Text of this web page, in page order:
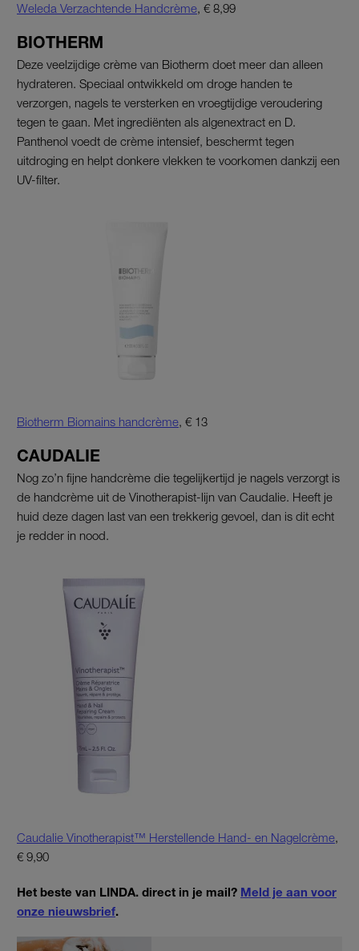
Weleda Verzachtende Handcrème, € 8,99
BIOTHERM
Deze veelzijdige crème van Biotherm doet meer dan alleen
hydrateren. Speciaal ontwikkeld om droge handen te
verzorgen, nagels te versterken en vroegtijdige veroudering
tegen te gaan. Met ingrediënten als algenextract en D.
Panthenol voedt de crème intensief, beschermt tegen
uitdroging en helpt donkere vlekken te voorkomen dankzij een
UV-filter.
Biotherm Biomains handcrème, € 13
CAUDALIE
Nog zo’n fijne handcrème die tegelijkertijd je nagels verzorgt is
de handcrème uit de Vinotherapist-lijn van Caudalie. Heeft je
huid deze dagen last van een trekkerig gevoel, dan is dit echt
je redder in nood.
Caudalie Vinotherapist™ Herstellende Hand- en Nagelcrème,
€ 9,90
Het beste van LINDA. direct in je mail? Meld je aan voor
onze nieuwsbrief.